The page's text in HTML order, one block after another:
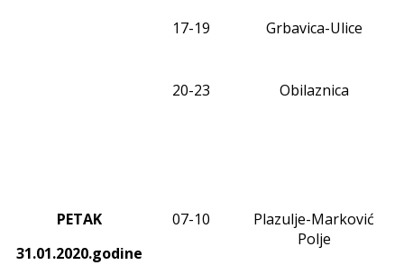
17-19 Grbavica-Ulice
20-23 Obilaznica
PETAK
31.01.2020.godine
07-10
Plazulje-Marković
Polje